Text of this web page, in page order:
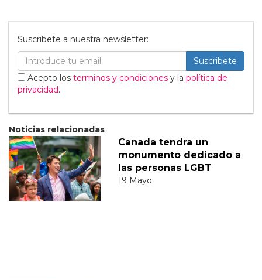
Suscribete a nuestra newsletter:
Suscribete
Acepto los terminos y condiciones y la política de
privacidad.
Noticias relacionadas
Canada tendra un
monumento dedicado a
las personas LGBT
19 Mayo